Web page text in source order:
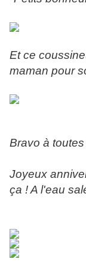
Et ce
maman pour
Bravo à
Joyeux
ça ! A l'eau